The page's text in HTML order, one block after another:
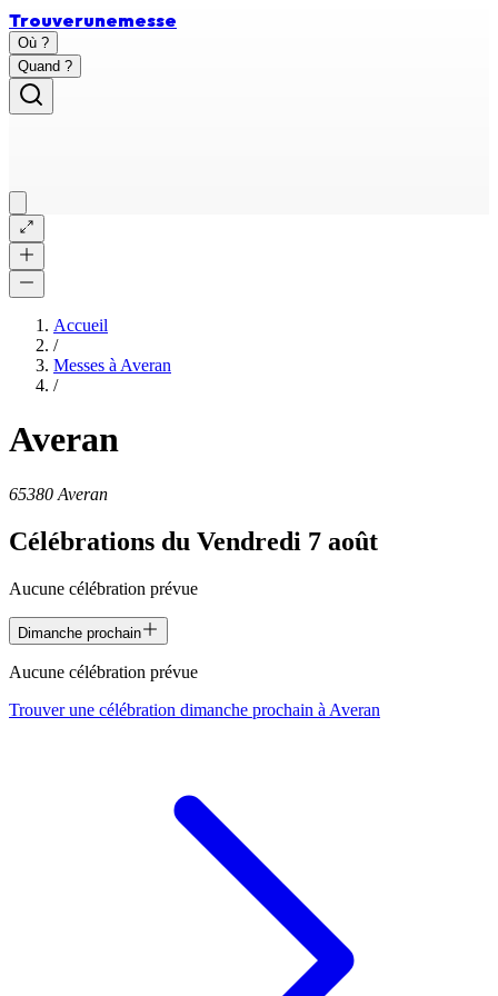
Trouverunemesse
Où ?
Quand ?
Accueil
/
Messes à Averan
/
Averan
65380 Averan
Célébrations du Vendredi 7 août
Aucune célébration prévue
Dimanche prochain
Aucune célébration prévue
Trouver une célébration dimanche prochain à Averan